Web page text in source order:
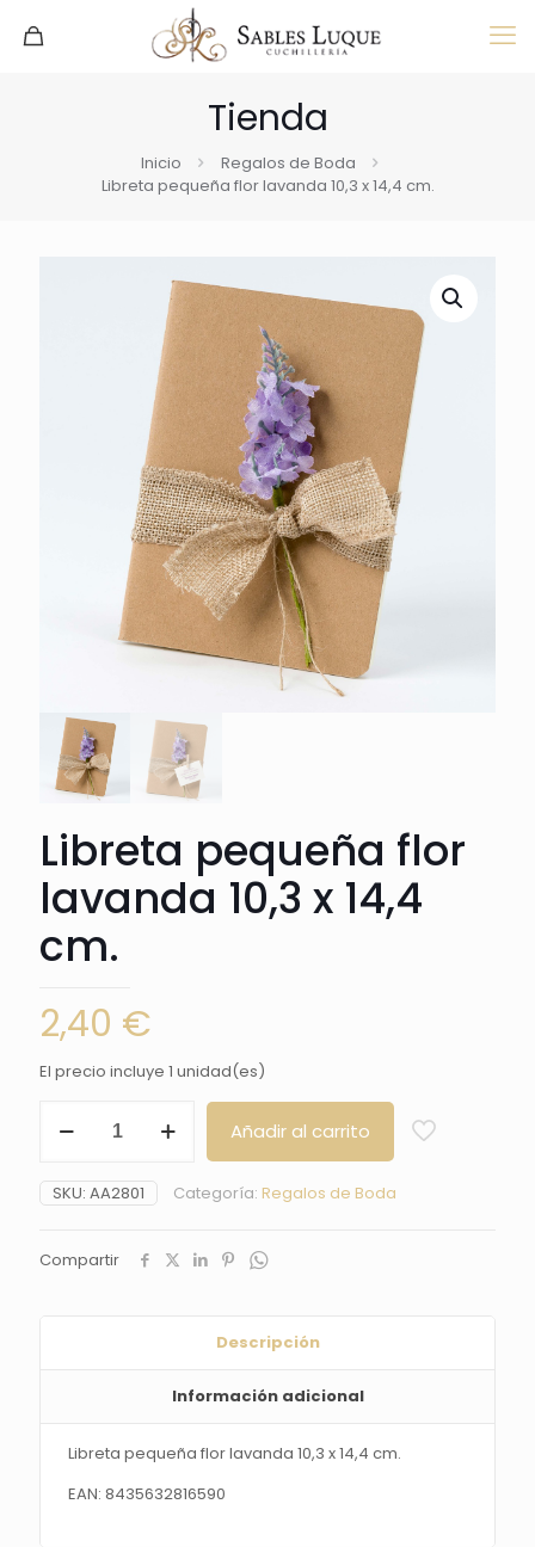
Tienda
Inicio
Regalos de Boda
Libreta pequeña flor lavanda 10,3 x 14,4 cm.
Libreta pequeña flor
lavanda 10,3 x 14,4
cm.
2,40 €
El precio incluye 1 unidad(es)
pequeña
lavanda
10,3
cm.
Añadir al carrito
SKU: AA2801 Categoría: Regalos de Boda
Compartir
Descripción
Información adicional
Libreta pequeña flor lavanda 10,3 x 14,4 cm.
EAN: 8435632816590